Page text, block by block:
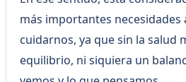
donde podrás brindar claridad y
consejos médicos confiables para
mejorar la vida de cientos de
personas. Escríbenos a
más importantes
cuidarnos, ya que sin la salud
equilibrio, ni siquiera un